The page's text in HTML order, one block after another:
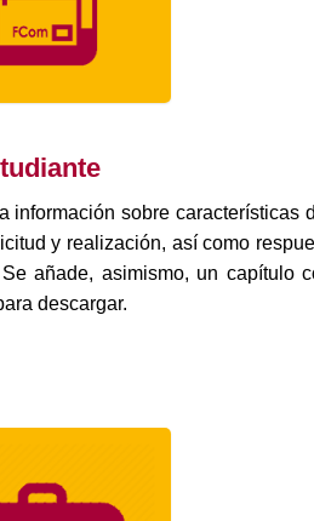
información sobre características
y realización, así como
añade, asimismo, un capítulo
descargar.